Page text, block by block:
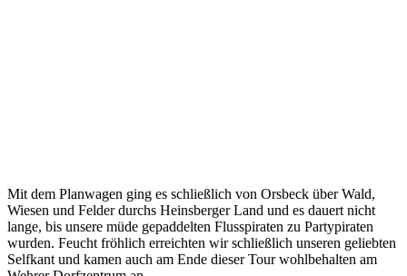
Mit dem Planwagen ging es schließlich von Orsbeck über Wald,
Wiesen und Felder durchs Heinsberger Land und es dauert nicht
lange, bis unsere müde gepaddelten Flusspiraten zu Partypiraten
wurden. Feucht fröhlich erreichten wir schließlich unseren geliebten
Selfkant und kamen auch am Ende dieser Tour wohlbehalten am